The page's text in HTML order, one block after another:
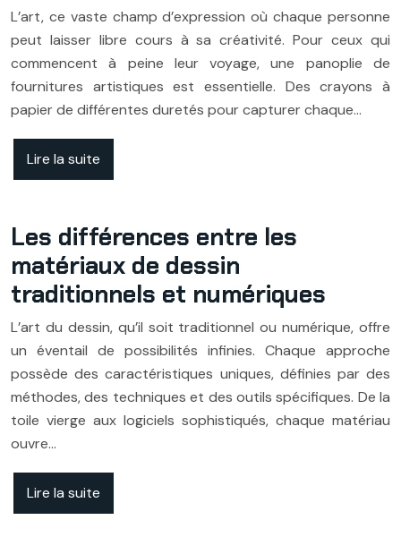
L’art, ce vaste champ d’expression où chaque personne
peut laisser libre cours à sa créativité. Pour ceux qui
commencent à peine leur voyage, une panoplie de
fournitures artistiques est essentielle. Des crayons à
papier de différentes duretés pour capturer chaque…
Lire la suite
Les différences entre les
matériaux de dessin
traditionnels et numériques
L’art du dessin, qu’il soit traditionnel ou numérique, offre
un éventail de possibilités infinies. Chaque approche
possède des caractéristiques uniques, définies par des
méthodes, des techniques et des outils spécifiques. De la
toile vierge aux logiciels sophistiqués, chaque matériau
ouvre…
Lire la suite